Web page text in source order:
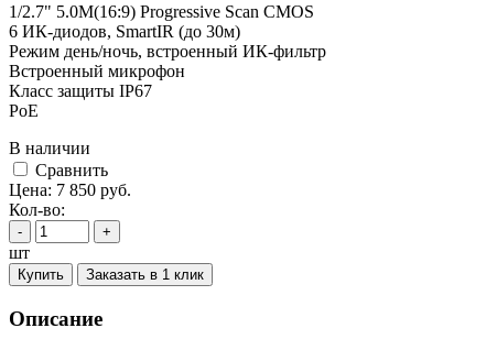
1/2.7" 5.0M(16:9) Progressive Scan CMOS
6 ИК-диодов, SmartIR (до 30м)
Режим день/ночь, встроенный ИК-фильтр
Встроенный микрофон
Класс защиты IР67
PoE
В наличии
Cравнить
Цена: 7 850 руб.
Кол-во:
- +
шт
Купить Заказать в 1 клик
Описание